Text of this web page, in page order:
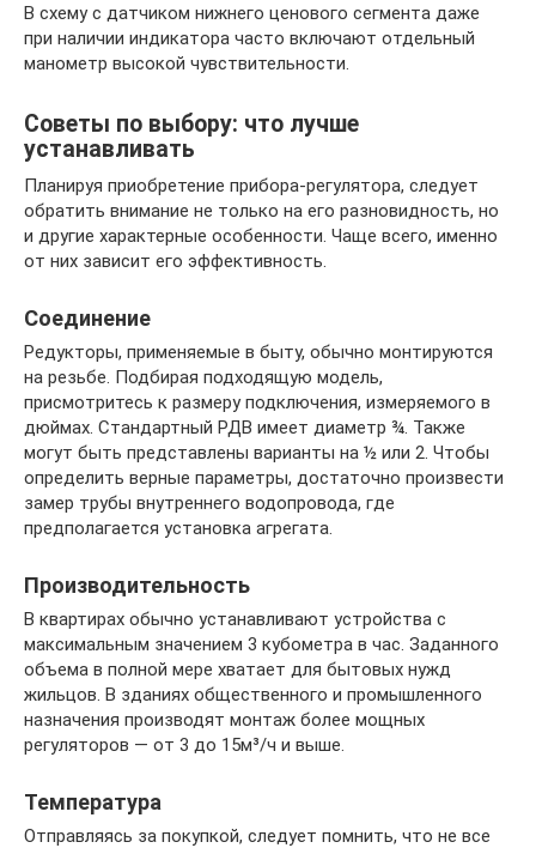
В схему с датчиком нижнего ценового сегмента даже
при наличии индикатора часто включают отдельный
манометр высокой чувствительности.
Советы по выбору: что лучше
устанавливать
Планируя приобретение прибора-регулятора, следует
обратить внимание не только на его разновидность, но
и другие характерные особенности. Чаще всего, именно
от них зависит его эффективность.
Соединение
Редукторы, применяемые в быту, обычно монтируются
на резьбе. Подбирая подходящую модель,
присмотритесь к размеру подключения, измеряемого в
дюймах. Стандартный РДВ имеет диаметр ¾. Также
могут быть представлены варианты на ½ или 2. Чтобы
определить верные параметры, достаточно произвести
замер трубы внутреннего водопровода, где
предполагается установка агрегата.
Производительность
В квартирах обычно устанавливают устройства с
максимальным значением 3 кубометра в час. Заданного
объема в полной мере хватает для бытовых нужд
жильцов. В зданиях общественного и промышленного
назначения производят монтаж более мощных
регуляторов — от 3 до 15м³/ч и выше.
Температура
Отправляясь за покупкой, следует помнить, что не все